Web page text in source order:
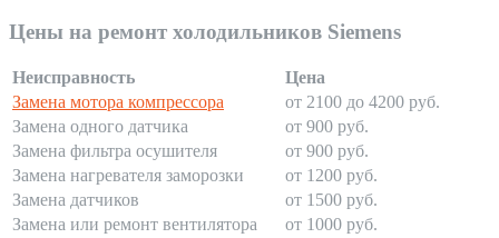
Цены на ремонт холодильников Siemens
Неисправность
Цена
Замена мотора компрессора
от 2100 до 4200 руб.
Замена одного датчика
от 900 руб.
Замена фильтра осушителя
от 900 руб.
Замена нагревателя заморозки
от 1200 руб.
Замена датчиков
от 1500 руб.
Замена или ремонт вентилятора
от 1000 руб.